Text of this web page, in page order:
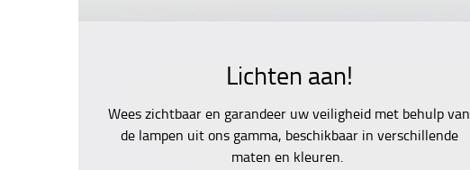
Lichten aan!
Wees zichtbaar en garandeer uw veiligheid met behulp van
de lampen uit ons gamma, beschikbaar in verschillende
maten en kleuren.